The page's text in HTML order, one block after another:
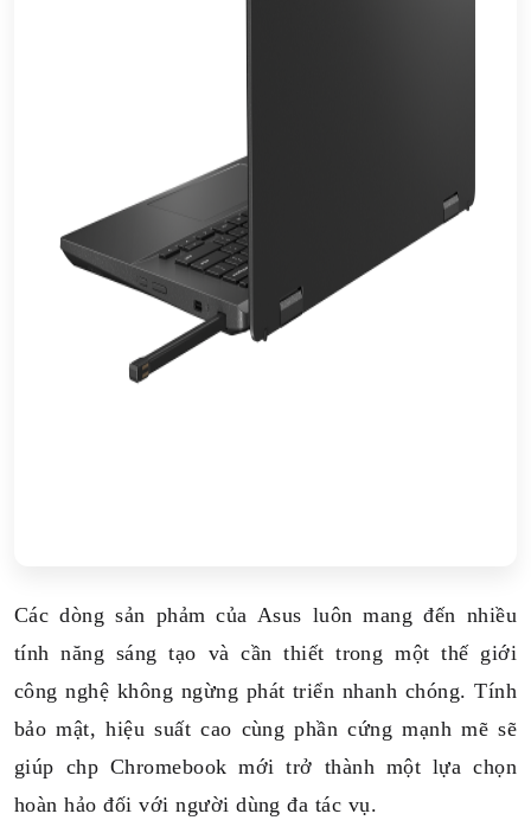
Các dòng sản phảm của Asus luôn mang đến nhiều
tính năng sáng tạo và cần thiết trong một thế giới
công nghệ không ngừng phát triển nhanh chóng. Tính
bảo mật, hiệu suất cao cùng phần cứng mạnh mẽ sẽ
giúp chp Chromebook mới trở thành một lựa chọn
hoàn hảo đối với người dùng đa tác vụ.